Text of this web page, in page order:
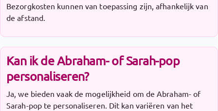
Bezorgkosten kunnen van toepassing zijn, afhankelijk van
de afstand.
Kan ik de Abraham- of Sarah-pop
personaliseren?
Ja, we bieden vaak de mogelijkheid om de Abraham- of
Sarah-pop te personaliseren. Dit kan variëren van het